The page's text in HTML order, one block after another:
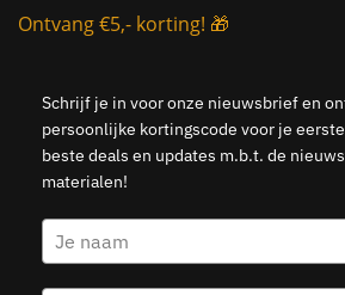
Ontvang €5,- korting! 🎁
Schrijf je in voor onze nieuwsbrief en
persoonlijke kortingscode voor je
beste deals en updates m.b.t. de
materialen!